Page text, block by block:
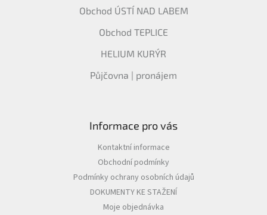
Obchod ÚSTÍ NAD LABEM
Obchod TEPLICE
HELIUM KURÝR
Půjčovna | pronájem
Informace pro vás
Kontaktní informace
Obchodní podmínky
Podmínky ochrany osobních údajů
DOKUMENTY KE STAŽENÍ
Moje objednávka